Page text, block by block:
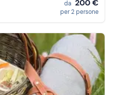
da 200 €
per 2 persone